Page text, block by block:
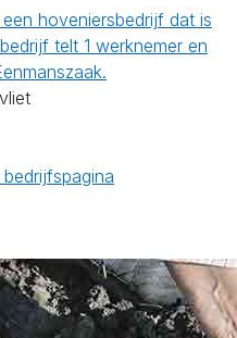
hoveniersbedrijf dat is
telt 1 werknemer en